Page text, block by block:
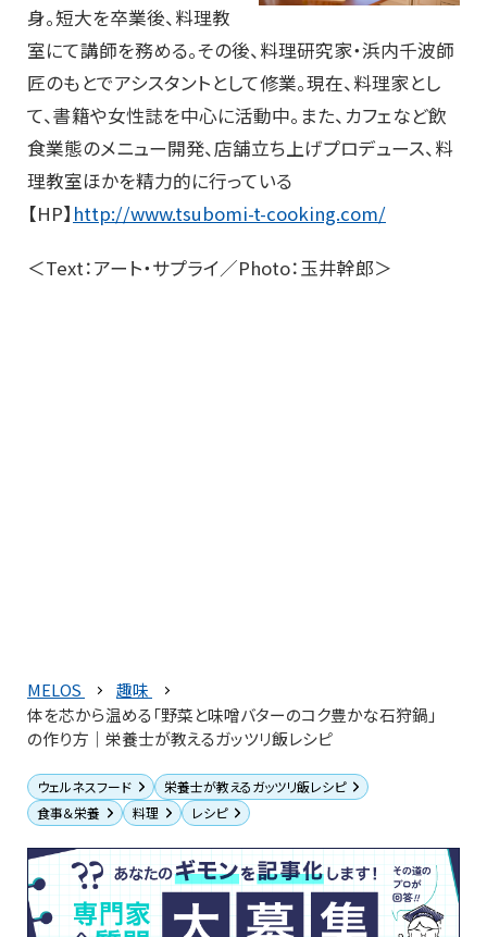
身。短大を卒業後、料理教
室にて講師を務める。その後、料理研究家・浜内千波師
匠のもとでアシスタントとして修業。現在、料理家とし
て、書籍や女性誌を中心に活動中。また、カフェなど飲
食業態のメニュー開発、店舗立ち上げプロデュース、料
理教室ほかを精力的に行っている
【HP】 http://www.tsubomi-t-cooking.com/
＜Text：アート・サプライ／Photo：玉井幹郎＞
MELOS
趣味
体を芯から温める「野菜と味噌バターのコク豊かな石狩鍋」
の作り方｜栄養士が教えるガッツリ飯レシピ
ウェルネスフード
栄養士が教えるガッツリ飯レシピ
食事＆栄養
料理 レシピ